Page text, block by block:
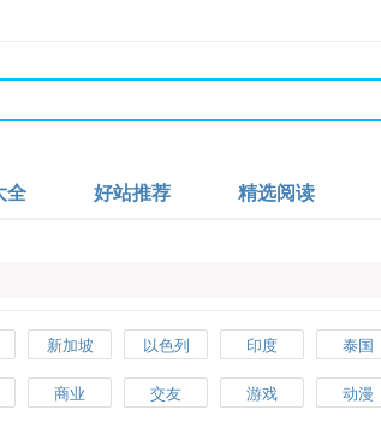
全 好站推荐 精选阅读
新加坡 以色列 印度 泰国
英国 法国 德国 意大利
商业 交友 游戏 动漫